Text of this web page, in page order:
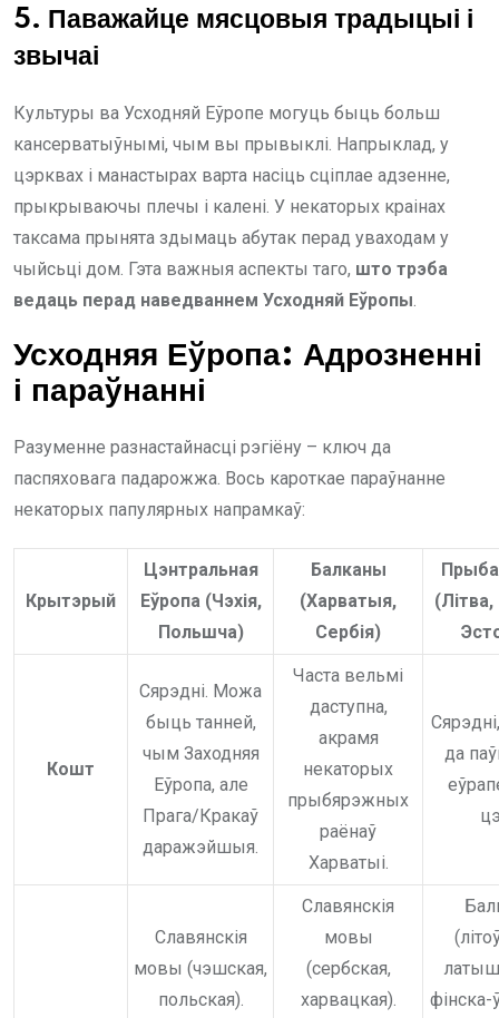
5. Паважайце мясцовыя традыцыі і
звычаі
Культуры ва Усходняй Еўропе могуць быць больш
кансерватыўнымі, чым вы прывыклі. Напрыклад, у
цэрквах і манастырах варта насіць сціплае адзенне,
прыкрываючы плечы і калені. У некаторых краінах
таксама прынята здымаць абутак перад уваходам у
чыйсьці дом. Гэта важныя аспекты таго, што трэба
ведаць перад наведваннем Усходняй Еўропы.
Усходняя Еўропа: Адрозненні
і параўнанні
Разуменне разнастайнасці рэгіёну – ключ да
паспяховага падарожжа. Вось кароткае параўнанне
некаторых папулярных напрамкаў:
Крытэрый
Цэнтральная
Еўропа (Чэхія,
Польшча)
Балканы
(Харватыя,
Сербія)
(Літва,
Кошт
Сярэдні. Можа
быць танней,
чым Заходняя
Еўропа, але
Прага/Кракаў
даражэйшыя.
Часта вельмі
даступна,
акрамя
некаторых
прыбярэжных
раёнаў
Харватыі.
да
Славянскія
мовы (чэшская,
польская).
Славянскія
мовы
(сербская,
харвацкая).
фінска-